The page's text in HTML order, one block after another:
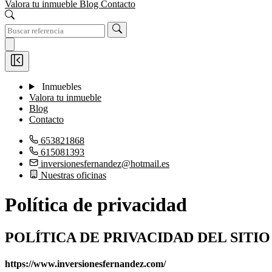
Valora tu inmueble Blog Contacto
Inmuebles
Valora tu inmueble
Blog
Contacto
653821868
615081393
inversionesfernandez@hotmail.es
Nuestras oficinas
Política de privacidad
POLÍTICA DE PRIVACIDAD DEL
https://www.inversionesfernandez.com/